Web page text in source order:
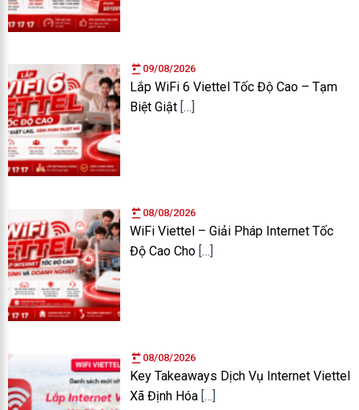
09/08/2026
Lắp WiFi 6 Viettel Tốc Độ Cao – Tạm
Biệt Giật […]
08/08/2026
WiFi Viettel – Giải Pháp Internet Tốc
Độ Cao Cho […]
08/08/2026
Key Takeaways Dịch Vụ Internet Viettel
Xã Định Hóa […]